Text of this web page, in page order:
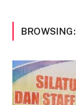
BROWSING: